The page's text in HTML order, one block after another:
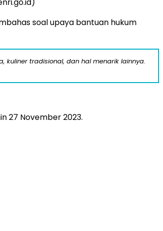
soal upaya bantuan hukum
kuliner tradisional, dan hal menarik lainnya.
27 November 2023.